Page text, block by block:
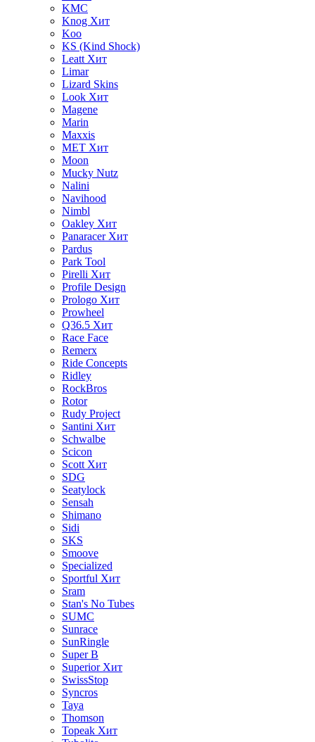
KMC
Knog Хит
Koo
KS (Kind Shock)
Leatt Хит
Limar
Lizard Skins
Look Хит
Magene
Marin
Maxxis
MET Хит
Moon
Mucky Nutz
Nalini
Navihood
Nimbl
Oakley Хит
Panaracer Хит
Pardus
Park Tool
Pirelli Хит
Profile Design
Prologo Хит
Prowheel
Q36.5 Хит
Race Face
Remerx
Ride Concepts
Ridley
RockBros
Rotor
Rudy Project
Santini Хит
Schwalbe
Scicon
Scott Хит
SDG
Seatylock
Sensah
Shimano
Sidi
SKS
Smoove
Specialized
Sportful Хит
Sram
Stan's No Tubes
SUMC
Sunrace
SunRingle
Super B
Superior Хит
SwissStop
Syncros
Taya
Thomson
Topeak Хит